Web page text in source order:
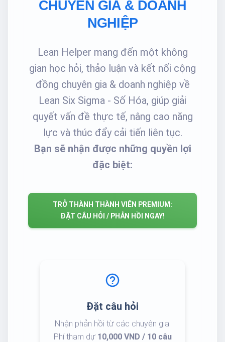
CHUYÊN GIA & DOANH
NGHIỆP
Lean Helper mang đến một không
gian học hỏi, thảo luận và kết nối cộng
đồng chuyên gia & doanh nghiệp về
Lean Six Sigma - Số Hóa, giúp giải
quyết vấn đề thực tế, nâng cao năng
lực và thúc đẩy cải tiến liên tục.
Bạn sẽ nhận được những quyền lợi
đặc biệt:
TRỞ THÀNH THÀNH VIÊN PREMIUM:
ĐẶT CÂU HỎI / PHẢN HỒI NGAY!
help_outline
Đặt câu hỏi
Nhận phản hồi từ các chuyên gia.
Phí tham dự 10,000 VND / 10 câu